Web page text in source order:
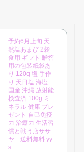
予約6月上旬 天
然塩あまび 2袋
食用 ギフト 贈答
用の包装紙袋あ
り 120g 塩 手作
り 天日塩 海塩
国産 沖縄 放射能
検査済 100g ミ
ネラル 健康 プレ
ゼント 自己免疫
力 治癒力 生活習
慣と戦う店ササ
ヤ 送料無料 yy
s